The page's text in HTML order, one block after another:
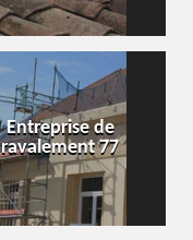
Entreprise de
ravalement 77